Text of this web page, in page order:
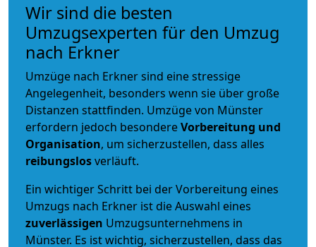
Wir sind die besten
Umzugsexperten für den Umzug
nach Erkner
Umzüge nach Erkner sind eine stressige
Angelegenheit, besonders wenn sie über große
Distanzen stattfinden. Umzüge von Münster
erfordern jedoch besondereVorbereitung und
Organisation, um sicherzustellen, dass alles
reibungslosverläuft.
Ein wichtiger Schritt bei der Vorbereitung eines
Umzugs nach Erkner ist die Auswahl eines
zuverlässigen Umzugsunternehmens in
Münster. Es ist wichtig, sicherzustellen, dass das